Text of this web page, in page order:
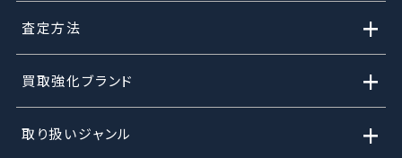
査定方法 +
買取強化ブランド +
取り扱いジャンル +